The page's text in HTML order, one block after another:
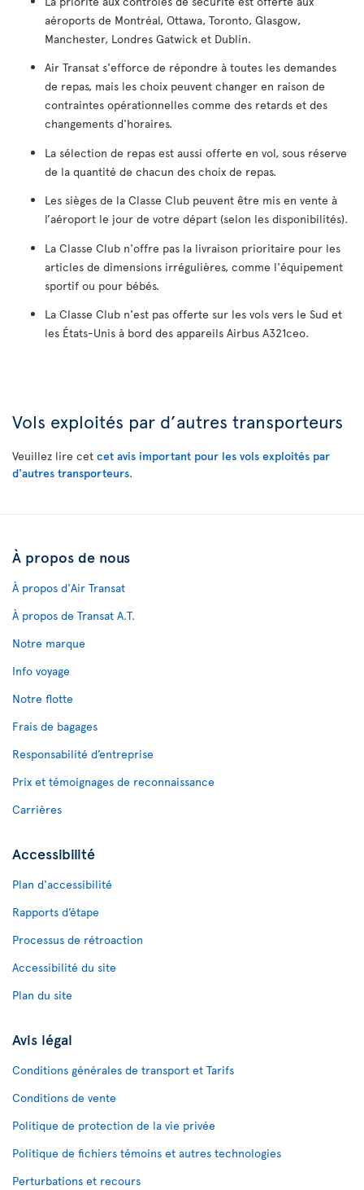
aéroports de Montréal, Ottawa, Toronto, Glasgow,
Manchester, Londres Gatwick et Dublin.
Air Transat s'efforce de répondre à toutes les demandes
de repas, mais les choix peuvent changer en raison de
contraintes opérationnelles comme des retards et des
changements d'horaires.
La sélection de repas est aussi offerte en vol, sous réserve
de la quantité de chacun des choix de repas.
Les sièges de la Classe Club peuvent être mis en vente à
l’aéroport le jour de votre départ (selon les disponibilités).
La Classe Club n'offre pas la livraison prioritaire pour les
articles de dimensions irrégulières, comme l'équipement
sportif ou pour bébés.
La Classe Club n'est pas offerte sur les vols vers le Sud et
les États-Unis à bord des appareils Airbus A321ceo.
Vols exploités par d’autres transporteurs
Veuillez lire cet cet avis important pour les vols exploités par
d'autres transporteurs.
À propos de nous
À propos d'Air Transat
À propos de Transat A.T.
Notre marque
Info voyage
Notre flotte
Frais de bagages
Responsabilité d’entreprise
Prix et témoignages de reconnaissance
Carrières
Accessibilité
Plan d'accessibilité
Rapports d’étape
Processus de rétroaction
Accessibilité du site
Plan du site
Avis légal
Conditions générales de transport et Tarifs
Conditions de vente
Politique de protection de la vie privée
Politique de fichiers témoins et autres technologies
Perturbations et recours